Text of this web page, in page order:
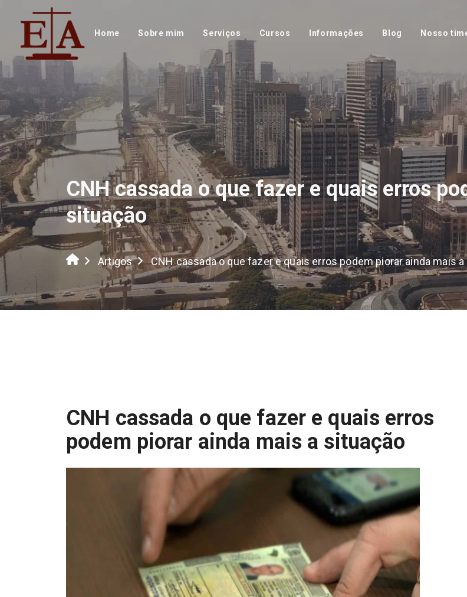
Home Sobre mim Serviços Cursos Informações Blog Nosso
CNH cassada o que fazer e quais erros
situação
Artigos CNH cassada o que fazer e quais erros podem piorar ainda mais
CNH cassada o que fazer e quais erros
podem piorar ainda mais a situação